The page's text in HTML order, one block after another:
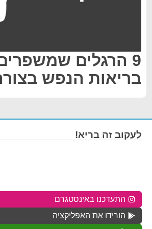
9 הרגלים
בריאות הנפש
לעקוב זה בריא!
התעדכנו באינסטגרם
הורידו את האפליקציה